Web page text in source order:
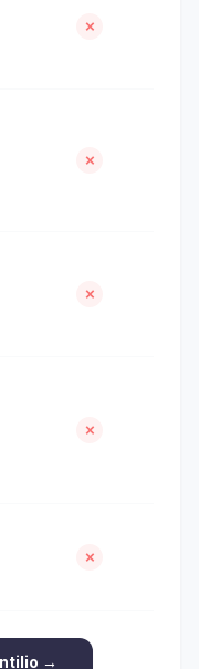
✗
✗
✗
✗
✗
→